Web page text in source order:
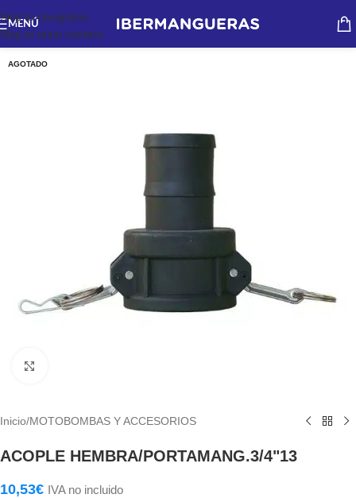
Skip to navigation
Skip to main content
MENÚ
AGOTADO
Inicio/MOTOBOMBAS Y ACCESORIOS
ACOPLE HEMBRA/PORTAMANG.3/4"13
10,53€ IVA no incluido